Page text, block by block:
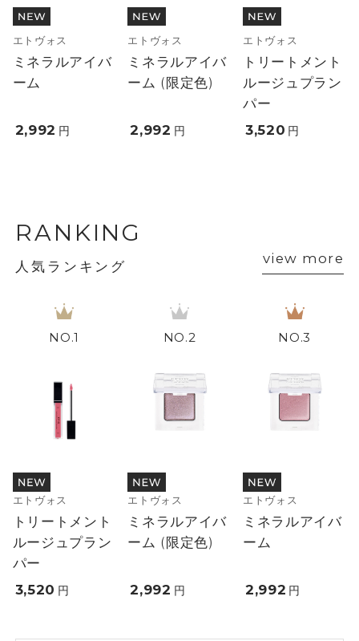
エトヴォス
ミネラルアイバ
ーム
2,992 円
エトヴォス
ミネラルアイバ
ーム (限定色)
2,992 円
エトヴォス
トリートメント
ルージュプラン
パー
3,520 円
RANKING
人気ランキング view more
1
エトヴォス
トリートメント
ルージュプラン
パー
3,520 円
2
エトヴォス
ミネラルアイバ
ーム (限定色)
2,992 円
3
エトヴォス
ミネラルアイバ
ーム
2,992 円